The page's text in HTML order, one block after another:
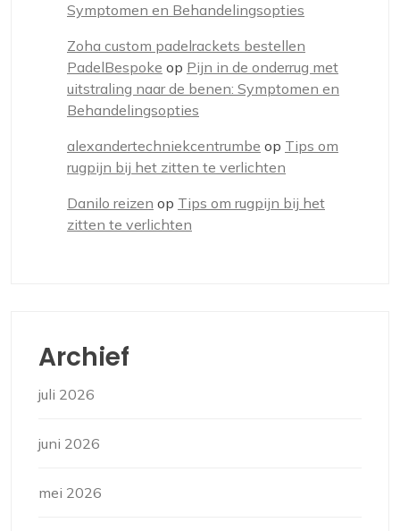
Symptomen en Behandelingsopties
Zoha custom padelrackets bestellen
PadelBespoke op Pijn in de onderrug met
uitstraling naar de benen: Symptomen en
Behandelingsopties
alexandertechniekcentrumbe op Tips om
rugpijn bij het zitten te verlichten
Danilo reizen op Tips om rugpijn bij het
zitten te verlichten
Archief
juli 2026
juni 2026
mei 2026